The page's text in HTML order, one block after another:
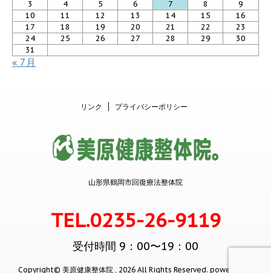
3
4 5 6 7 8
9
10
11 12 13 14 15
16
17
18 19 20 21 22
23
24
25 26 27 28 29
30
31
« 7月
リンク プライバシーポリシー
山形県鶴岡市回復療法整体院
TEL.0235-26-9119
受付時間 9：00〜19：00
Copyright© 美原健康整体院 , 2026 All Rights Reserved. powered by